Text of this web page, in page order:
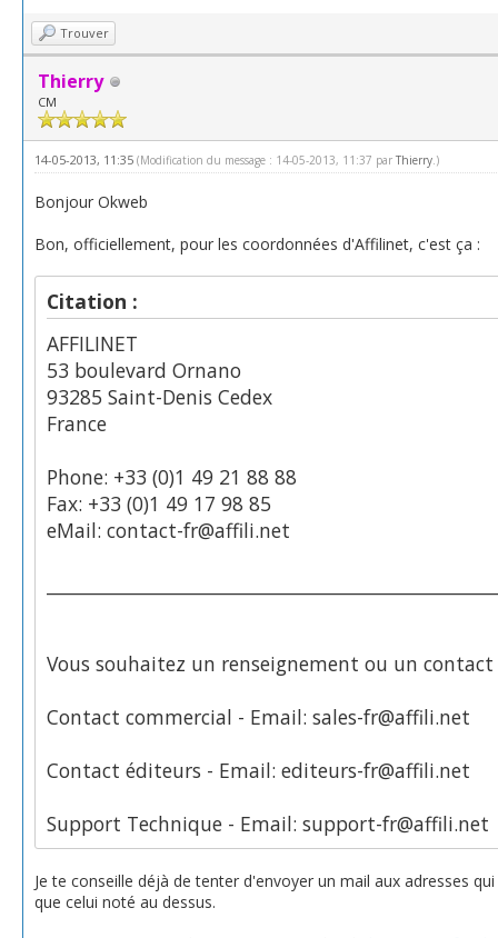
Trouver
Thierry
CM
14-05-2013, 11:35 (Modification du message : 14-05-2013, 11:37 par Thierry.)
Bonjour Okweb
Bon, officiellement, pour les coordonnées d'Affilinet, c'est ça :
Citation :
AFFILINET
53 boulevard Ornano
93285 Saint-Denis Cedex
France
Phone: +33 (0)1 49 21 88 88
Fax: +33 (0)1 49 17 98 85
eMail: contact-fr@affili.net
Vous souhaitez un renseignement ou un
Contact commercial - Email: sales-fr@affili.net
Contact éditeurs - Email: editeurs-fr@affili.net
Support Technique - Email: support-fr@affili.net
Je te conseille déjà de tenter d'envoyer un mail aux adresses
que celui noté au dessus.